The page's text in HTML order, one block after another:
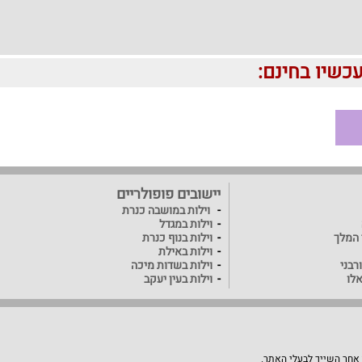
המלך
יישובים פופולריים
וילות במושבה כנרת
וילות במגדל
וילות בנוף כנרת
וילות באילת
וילות בשדות מיכה
וילות בעין יעקב